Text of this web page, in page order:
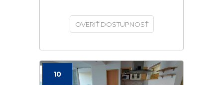
OVERIŤ DOSTUPNOSŤ
10